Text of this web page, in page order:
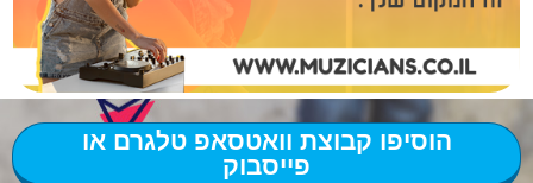
הוסיפו קבוצת וואטסאפ טלגרם או
פייסבוק